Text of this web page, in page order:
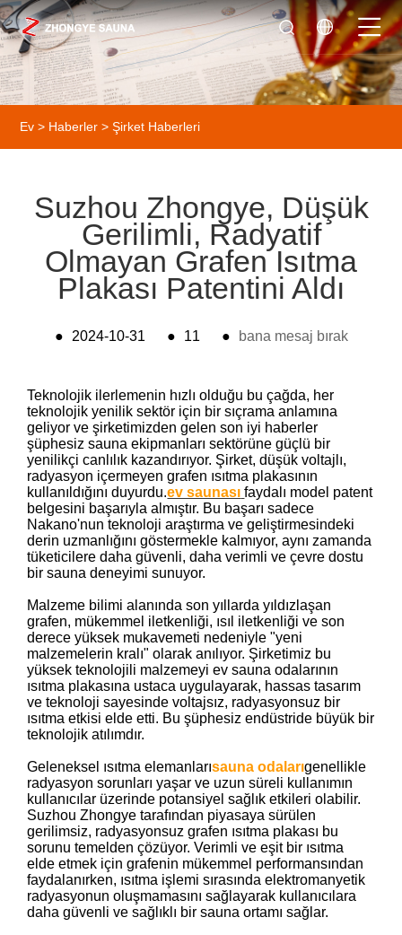
Ev > Haberler >Şirket Haberleri
Suzhou Zhongye, Düşük
Gerilimli, Radyatif
Olmayan Grafen Isıtma
Plakası Patentini Aldı
● 2024-10-31 ● 11 ● bana mesaj bırak
Teknolojik ilerlemenin hızlı olduğu bu çağda, her
teknolojik yenilik sektör için bir sıçrama anlamına
geliyor ve şirketimizden gelen son iyi haberler
şüphesiz sauna ekipmanları sektörüne güçlü bir
yenilikçi canlılık kazandırıyor. Şirket, düşük voltajlı,
radyasyon içermeyen grafen ısıtma plakasının
kullanıldığını duyurdu.ev saunası faydalı model patent
belgesini başarıyla almıştır. Bu başarı sadece
Nakano'nun teknoloji araştırma ve geliştirmesindeki
derin uzmanlığını göstermekle kalmıyor, aynı zamanda
tüketicilere daha güvenli, daha verimli ve çevre dostu
bir sauna deneyimi sunuyor.
Malzeme bilimi alanında son yıllarda yıldızlaşan
grafen, mükemmel iletkenliği, ısıl iletkenliği ve son
derece yüksek mukavemeti nedeniyle "yeni
malzemelerin kralı" olarak anılıyor. Şirketimiz bu
yüksek teknolojili malzemeyi ev sauna odalarının
ısıtma plakasına ustaca uygulayarak, hassas tasarım
ve teknoloji sayesinde voltajsız, radyasyonsuz bir
ısıtma etkisi elde etti. Bu şüphesiz endüstride büyük bir
teknolojik atılımdır.
Geleneksel ısıtma elemanlarısauna odalarıgenellikle
radyasyon sorunları yaşar ve uzun süreli kullanımın
kullanıcılar üzerinde potansiyel sağlık etkileri olabilir.
Suzhou Zhongye tarafından piyasaya sürülen
gerilimsiz, radyasyonsuz grafen ısıtma plakası bu
sorunu temelden çözüyor. Verimli ve eşit bir ısıtma
elde etmek için grafenin mükemmel performansından
faydalanırken, ısıtma işlemi sırasında elektromanyetik
radyasyonun oluşmamasını sağlayarak kullanıcılara
daha güvenli ve sağlıklı bir sauna ortamı sağlar.